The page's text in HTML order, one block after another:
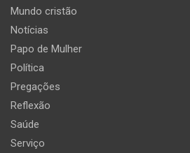
Mundo cristão
Notícias
Papo de Mulher
Política
Pregações
Reflexão
Saúde
Serviço